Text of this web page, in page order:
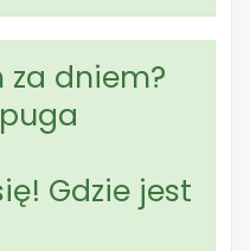
za dniem?
Gdzie jest